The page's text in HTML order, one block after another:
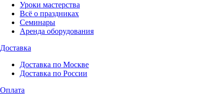
Уроки мастерства
Всё о праздниках
Семинары
Аренда оборудования
Доставка
Доставка по Москве
Доставка по России
Оплата